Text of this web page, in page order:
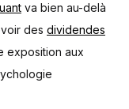
va bien au-delà
des dividendes
exposition aux